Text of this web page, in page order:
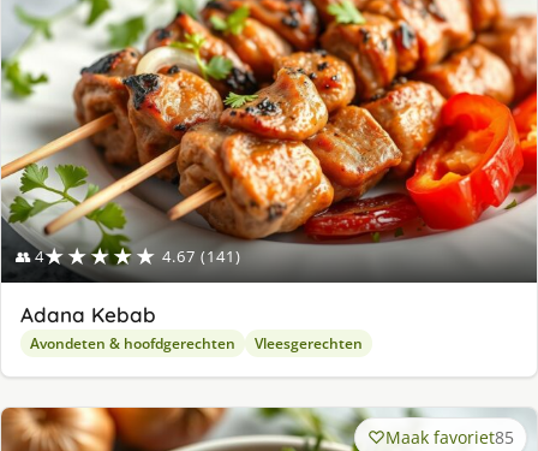
👥 4★★★★★ 4.67 (141)
Adana Kebab
Avondeten & hoofdgerechten Vleesgerechten
Maak favoriet85